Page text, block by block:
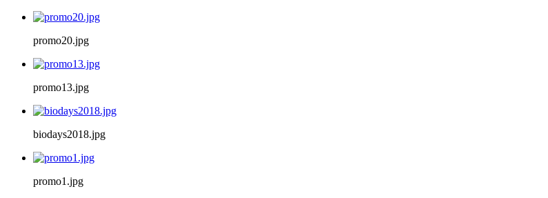
promo20.jpg
promo13.jpg
biodays2018.jpg
promo1.jpg